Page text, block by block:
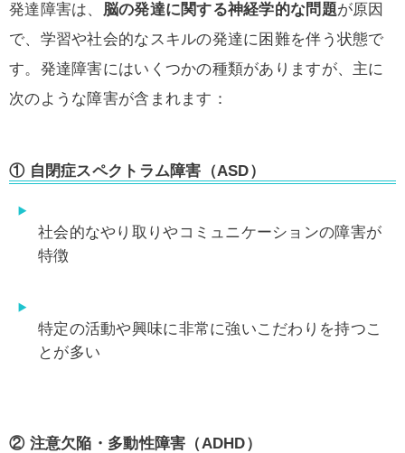
発達障害は、 脳の発達に関する神経学的な問題が原因
で、学習や社会的なスキルの発達に困難を伴う状態で
す。発達障害にはいくつかの種類がありますが、主に
次のような障害が含まれます：
① 自閉症スペクトラム障害（ASD）
社会的なやり取りやコミュニケーションの障害が
特徴
特定の活動や興味に非常に強いこだわりを持つこ
とが多い
② 注意欠陥・多動性障害（ADHD）